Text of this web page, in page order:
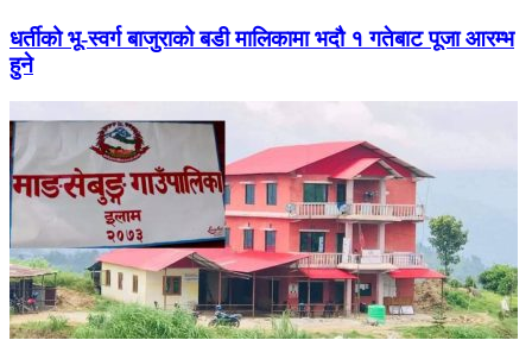
धर्तीको भू-स्वर्ग बाजुराको बडी मालिकामा भदौ १ गतेबाट पूजा आरम्भ
हुने